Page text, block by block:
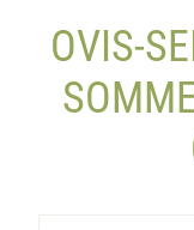
OVIS-